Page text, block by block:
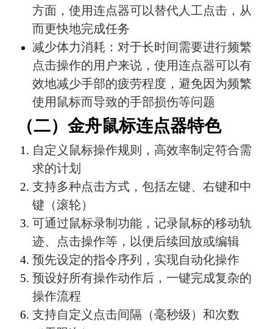
方面，使用连点器可以替代人工点击，从
而更快地完成任务
减少体力消耗：对于长时间需要进行频繁
点击操作的用户来说，使用连点器可以有
效地减少手部的疲劳程度，避免因为频繁
使用鼠标而导致的手部损伤等问题
（二）金舟鼠标连点器特色
自定义鼠标操作规则，高效率制定符合需
求的计划
支持多种点击方式，包括左键、右键和中
键（滚轮）
可通过鼠标录制功能，记录鼠标的移动轨
迹、点击操作等，以便后续回放或编辑
预先设定的指令序列，实现自动化操作
预设好所有操作动作后，一键完成复杂的
操作流程
支持自定义点击间隔（毫秒级）和次数